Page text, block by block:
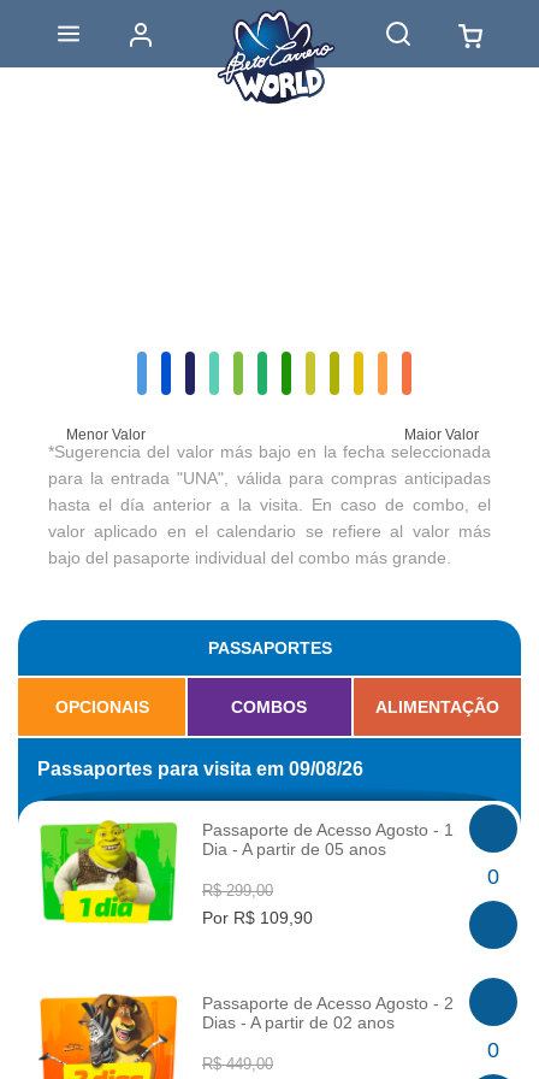
Menor Valor Maior Valor
*Sugerencia del valor más bajo en la fecha seleccionada
para la entrada "UNA", válida para compras anticipadas
hasta el día anterior a la visita. En caso de combo, el
valor aplicado en el calendario se refiere al valor más
bajo del pasaporte individual del combo más grande.
PASSAPORTES
OPCIONAIS COMBOS ALIMENTAÇÃO
Passaportes para visita em 09/08/26
INFO
Passaporte de Acesso Agosto - 1
Dia - A partir de 05 anos
R$ 299,00
Por R$ 109,90
0
INFO
Passaporte de Acesso Agosto - 2
Dias - A partir de 02 anos
R$ 449,00
0